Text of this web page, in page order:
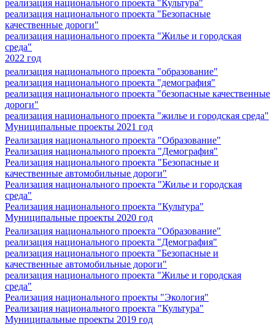
реализация национального проекта "Культура"
реализация национального проекта "Безопасные
качественные дороги"
реализация национального проекта "Жилье и городская
среда"
2022 год
реализация национального проекта "образование"
реализация национального проекта "демография"
реализация национального проекта "безопасные качественные
дороги"
реализация национального проекта "жилье и городская среда"
Муниципальные проекты 2021 год
Реализация национального проекта "Образование"
Реализация национального проекта "Демография"
Реализация национального проекта "Безопасные и
качественные автомобильные дороги"
Реализация национального проекта "Жилье и городская
среда"
Реализация национального проекта "Культура"
Муниципальные проекты 2020 год
Реализация национального проекта "Образование"
реализация национального проекта "Демография"
реализация национального проекта "Безопасные и
качественные автомобильные дороги"
реализация национального проекта "Жилье и городская
среда"
Реализация национального проекты "Экология"
Реализация национального проекта "Культура"
Муниципальные проекты 2019 год